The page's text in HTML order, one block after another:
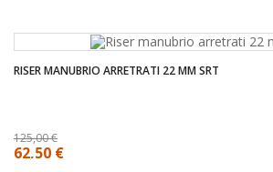
RISER MANUBRIO ARRETRATI 22 MM SRT
125,00 €
62,50 €